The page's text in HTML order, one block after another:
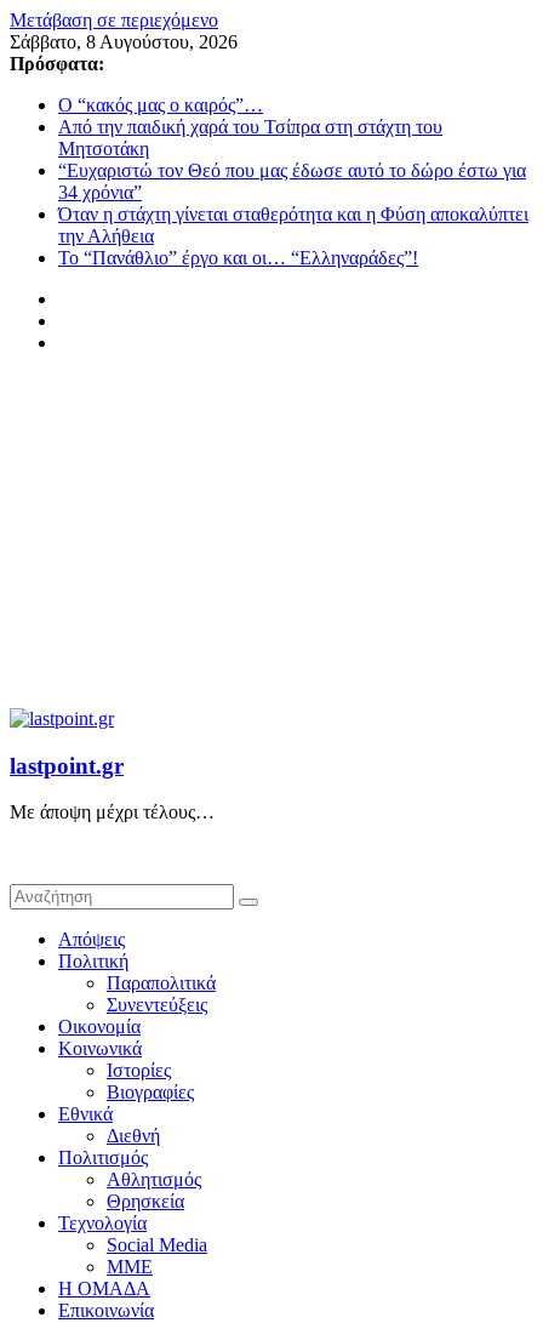
Μετάβαση σε περιεχόμενο
Σάββατο, 8 Αυγούστου, 2026
Πρόσφατα:
Ο “κακός μας ο καιρός”…
Από την παιδική χαρά του Τσίπρα στη στάχτη του
Μητσοτάκη
“Ευχαριστώ τον Θεό που μας έδωσε αυτό το δώρο έστω για
34 χρόνια”
Όταν η στάχτη γίνεται σταθερότητα και η Φύση αποκαλύπτει
την Αλήθεια
Το “Πανάθλιο” έργο και οι… “Ελληναράδες”!
lastpoint.gr
Με άποψη μέχρι τέλους…
Απόψεις
Πολιτική
Παραπολιτικά
Συνεντεύξεις
Οικονομία
Κοινωνικά
Ιστορίες
Βιογραφίες
Εθνικά
Διεθνή
Πολιτισμός
Αθλητισμός
Θρησκεία
Τεχνολογία
Social Media
ΜΜΕ
Η ΟΜΑΔΑ
Επικοινωνία